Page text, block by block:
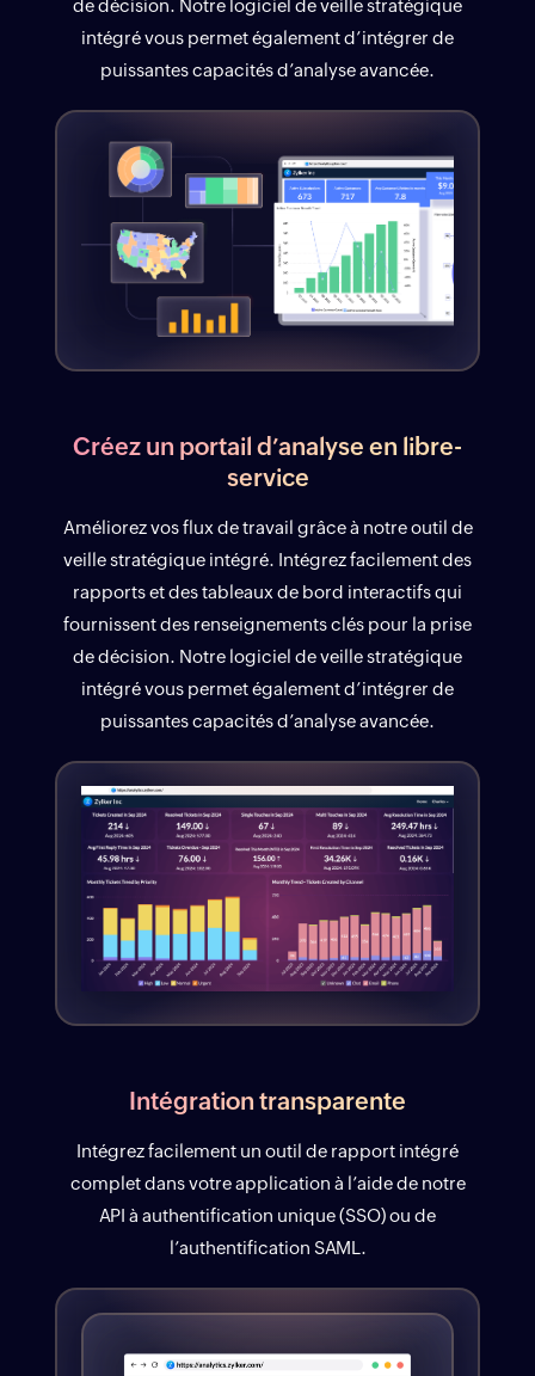
de décision. Notre logiciel de veille stratégique
intégré vous permet également d’intégrer de
puissantes capacités d’analyse avancée.
Créez un portail d’analyse en libre-
service
Améliorez vos flux de travail grâce à notre outil de
veille stratégique intégré. Intégrez facilement des
rapports et des tableaux de bord interactifs qui
fournissent des renseignements clés pour la prise
de décision. Notre logiciel de veille stratégique
intégré vous permet également d’intégrer de
puissantes capacités d’analyse avancée.
Intégration transparente
Intégrez facilement un outil de rapport intégré
complet dans votre application à l’aide de notre
API à authentification unique (SSO) ou de
l’authentification SAML.